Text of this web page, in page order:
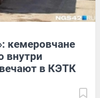
кемеровчане
внутри
в КЭТК